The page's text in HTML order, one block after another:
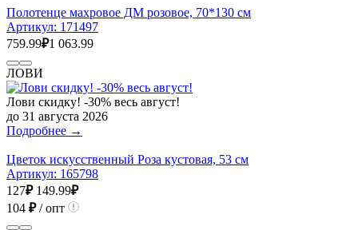
Полотенце махровое ДМ розовое, 70*130 см
Артикул: 171497
759.99₽1 063.99
ЛОВИ
Лови скидку! -30% весь август!
до 31 августа 2026
Подробнее →
Цветок искусственный Роза кустовая, 53 см
Артикул: 165798
127₽ 149.99₽
104 ₽/ опт